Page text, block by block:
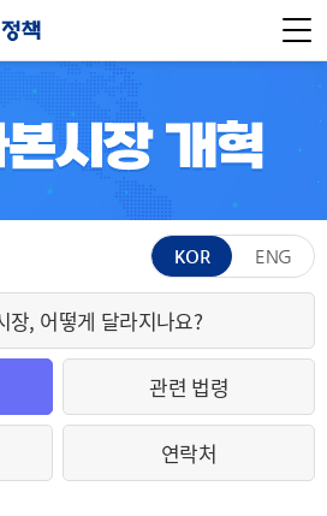
KOR ENG
장, 어떻게 달라지나요?
관련 법령
연락처